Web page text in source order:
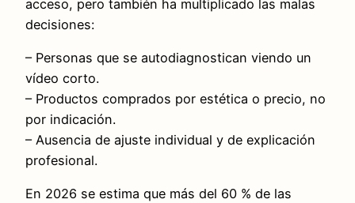
acceso, pero también ha multiplicado las malas
decisiones:
– Personas que se autodiagnostican viendo un
vídeo corto.
– Productos comprados por estética o precio, no
por indicación.
– Ausencia de ajuste individual y de explicación
profesional.
En 2026 se estima que más del 60 % de las